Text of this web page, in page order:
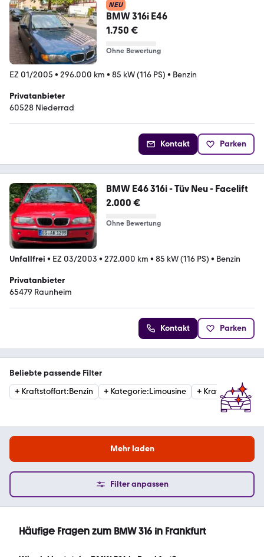
NEU
BMW 316i E46
1.750 €
Ohne Bewertung
EZ 01/2005 • 296.000 km • 85 kW (116 PS) • Benzin
Privatanbieter
60528 Niederrad
Kontakt Parken
BMW E46 316i - Tüv Neu - Facelift
2.000 €
Ohne Bewertung
Unfallfrei • EZ 03/2003 • 272.000 km • 85 kW (116 PS) • Benzin
Privatanbieter
65479 Raunheim
Kontakt Parken
Beliebte passende Filter
+ Kraftstoffart:Benzin + Kategorie:Limousine + Kraftstoffart
Mehr laden
Filter anpassen
Häufige Fragen zum BMW 316 in Frankfurt